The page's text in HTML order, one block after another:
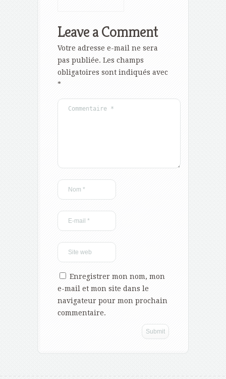
Leave a Comment
Votre adresse e-mail ne sera
pas publiée. Les champs
obligatoires sont indiqués avec
*
Enregistrer mon nom, mon
e-mail et mon site dans le
navigateur pour mon prochain
commentaire.